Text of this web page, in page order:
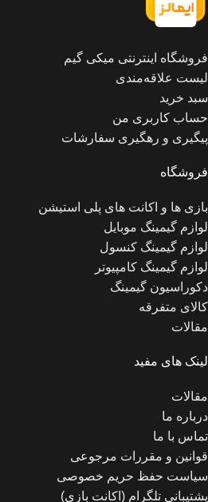
فروشگاه اینترنتی میکی گیم
لیست علاقه‌مندی
سبد خرید
حساب کاربری من
پیگیری و رهگیری سفارشات
فروشگاه
بازی ها و اکانت های پلی استیشن
لوازم گیمینگ موبایل
لوازم گیمینگ کنسول
لوازم گیمینگ کامپیوتر
دکوراسیون گیمینگ
کالای متفرقه
مقالات
لینک های مفید
مقالات
درباره ما
تماس با ما
قوانین و مقررات مرجوعی
سیاست حفظ حریم خصوصی
پشتیبانی تلگرام (اکانت بازی)